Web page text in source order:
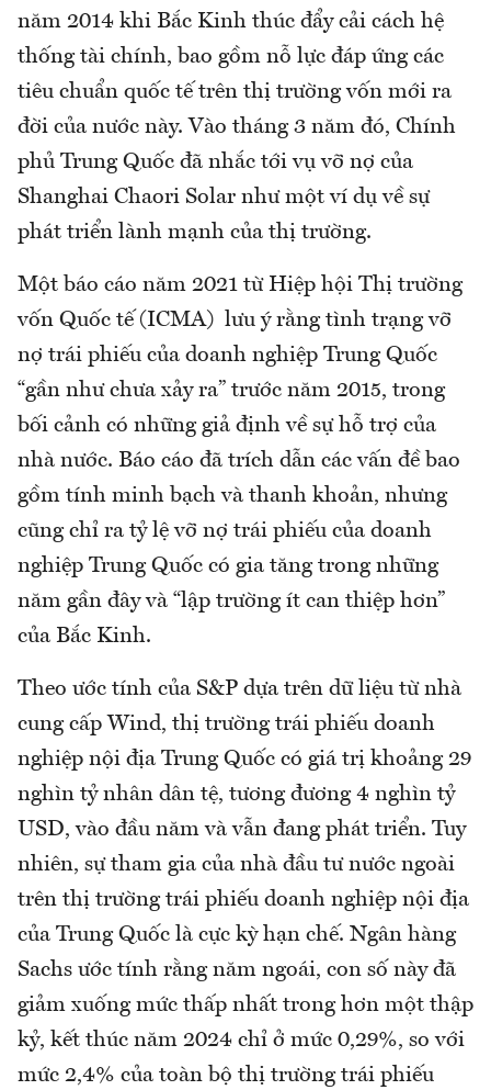
năm 2014 khi Bắc Kinh thúc đẩy cải cách hệ
thống tài chính, bao gồm nỗ lực đáp ứng các
tiêu chuẩn quốc tế trên thị trường vốn mới ra
đời của nước này. Vào tháng 3 năm đó, Chính
phủ Trung Quốc đã nhắc tới vụ vỡ nợ của
Shanghai Chaori Solar như một ví dụ về sự
phát triển lành mạnh của thị trường.
Một báo cáo năm 2021 từ Hiệp hội Thị trường
vốn Quốc tế (ICMA) lưu ý rằng tình trạng vỡ
nợ trái phiếu của doanh nghiệp Trung Quốc
“gần như chưa xảy ra” trước năm 2015, trong
bối cảnh có những giả định về sự hỗ trợ của
nhà nước. Báo cáo đã trích dẫn các vấn đề bao
gồm tính minh bạch và thanh khoản, nhưng
cũng chỉ ra tỷ lệ vỡ nợ trái phiếu của doanh
nghiệp Trung Quốc có gia tăng trong những
năm gần đây và “lập trường ít can thiệp hơn”
của Bắc Kinh.
Theo ước tính của S&P dựa trên dữ liệu từ nhà
cung cấp Wind, thị trường trái phiếu doanh
nghiệp nội địa Trung Quốc có giá trị khoảng 29
nghìn tỷ nhân dân tệ, tương đương 4 nghìn tỷ
USD, vào đầu năm và vẫn đang phát triển. Tuy
nhiên, sự tham gia của nhà đầu tư nước ngoài
trên thị trường trái phiếu doanh nghiệp nội địa
của Trung Quốc là cực kỳ hạn chế. Ngân hàng
Sachs ước tính rằng năm ngoái, con số này đã
giảm xuống mức thấp nhất trong hơn một thập
kỷ, kết thúc năm 2024 chỉ ở mức 0,29%, so với
mức 2,4% của toàn bộ thị trường trái phiếu